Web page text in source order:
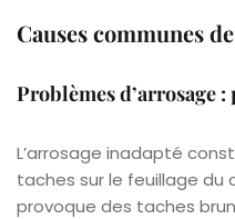
Causes communes
Problèmes d’arrosage
L’arrosage inadapté
taches sur le feuillage du
provoque des taches